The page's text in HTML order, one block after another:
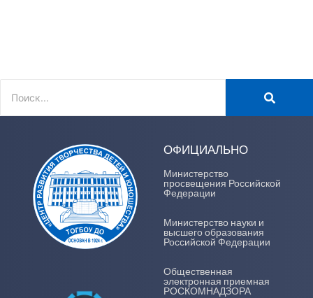
ОФИЦИАЛЬНО
Министерство
просвещения Российской
Федерации
Министерство науки и
высшего образования
Российской Федерации
Общественная
электронная приемная
РОСКОМНАДЗОРА